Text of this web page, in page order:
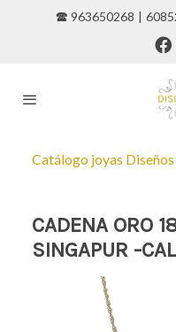
🕿 963650268 |
Catálogo joyas
CADENA ORO
SINGAPUR -